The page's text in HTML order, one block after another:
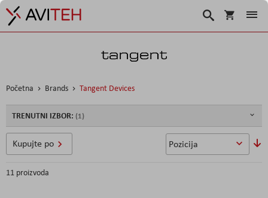
Korpa
Traži
Početna Brands Tangent Devices
11 proizvoda
Kupujte po
TRENUTNI IZBOR: